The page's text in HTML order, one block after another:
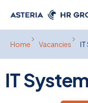
Home Vacancies IT
IT